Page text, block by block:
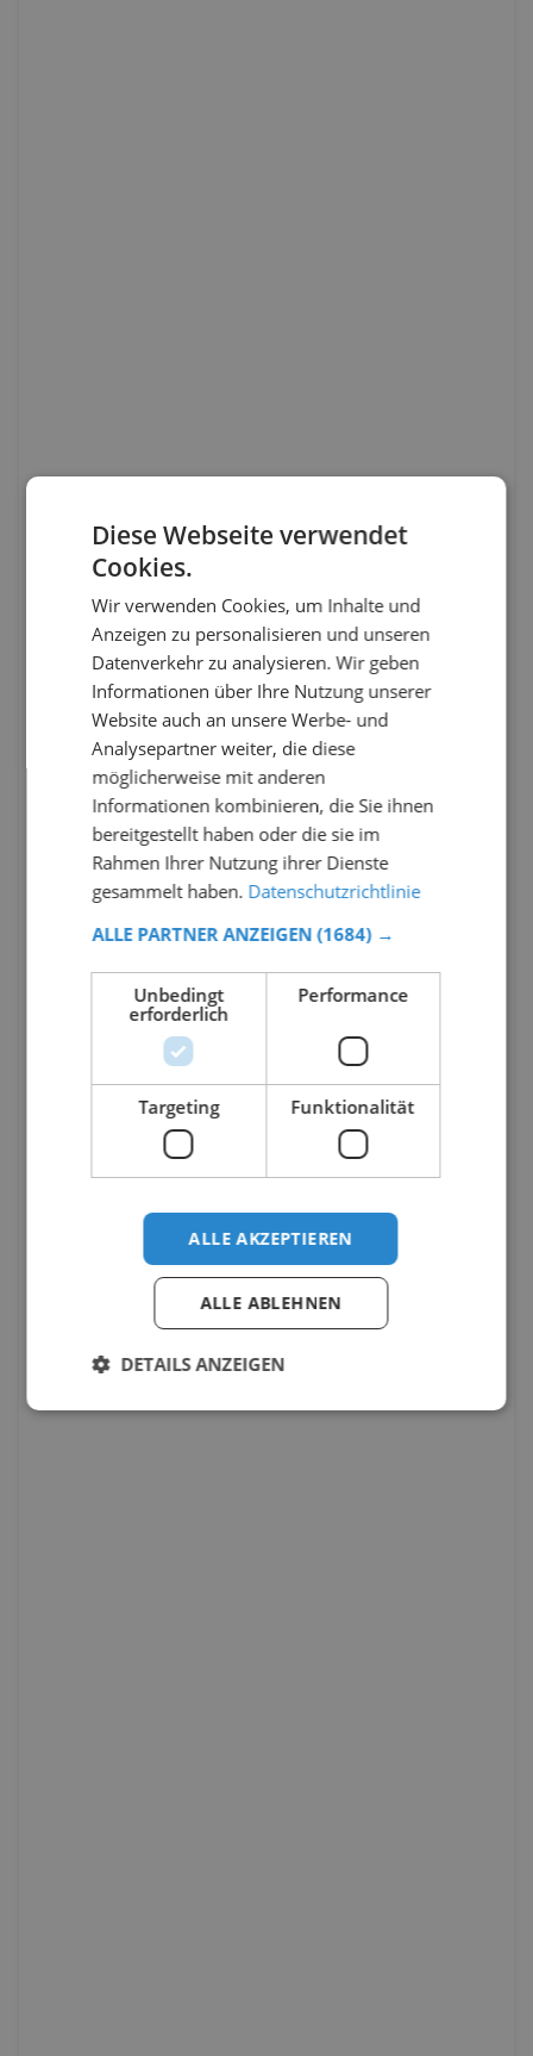
Diese Webseite verwendet
Cookies.
Wir verwenden Cookies, um Inhalte und
Anzeigen zu personalisieren und unseren
Datenverkehr zu analysieren. Wir geben
Informationen über Ihre Nutzung unserer
Website auch an unsere Werbe- und
Analysepartner weiter, die diese
möglicherweise mit anderen
Informationen kombinieren, die Sie ihnen
bereitgestellt haben oder die sie im
Rahmen Ihrer Nutzung ihrer Dienste
gesammelt haben. Datenschutzrichtlinie
ALLE PARTNER ANZEIGEN (1684) →
Unbedingt
erforderlich
Performance
Targeting Funktionalität
ALLE AKZEPTIEREN
ALLE ABLEHNEN
DETAILS ANZEIGEN